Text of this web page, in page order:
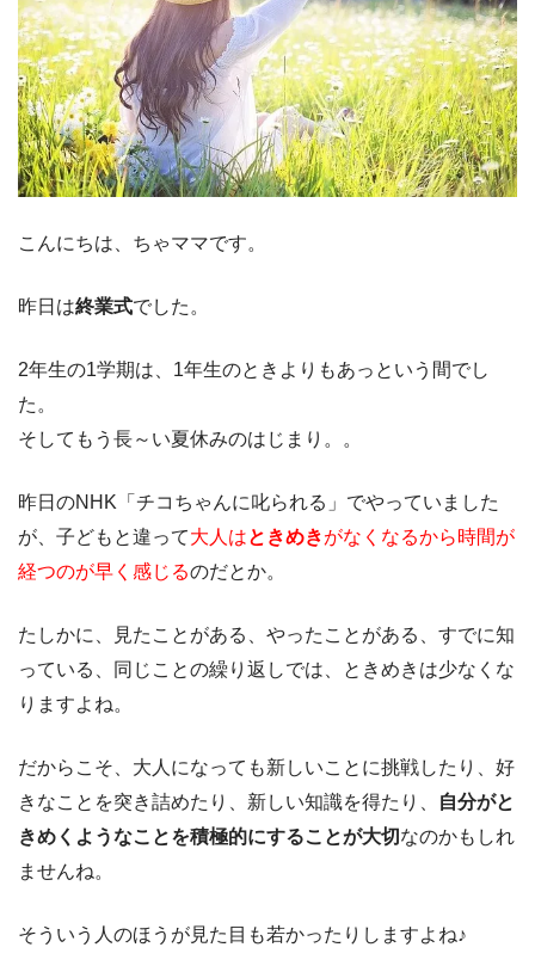
こんにちは、ちゃママです。
昨日は終業式でした。
2年生の1学期は、1年生のときよりもあっという間でし
た。
そしてもう長～い夏休みのはじまり。。
昨日のNHK「チコちゃんに叱られる」でやっていました
が、子どもと違って大人はときめきがなくなるから時間が
経つのが早く感じるのだとか。
たしかに、見たことがある、やったことがある、すでに知
っている、同じことの繰り返しでは、ときめきは少なくな
りますよね。
だからこそ、大人になっても新しいことに挑戦したり、好
きなことを突き詰めたり、新しい知識を得たり、
自分がと
きめくようなことを積極的にすることが大切 なのかもしれ
ませんね。
そういう人のほうが見た目も若かったりしますよね♪